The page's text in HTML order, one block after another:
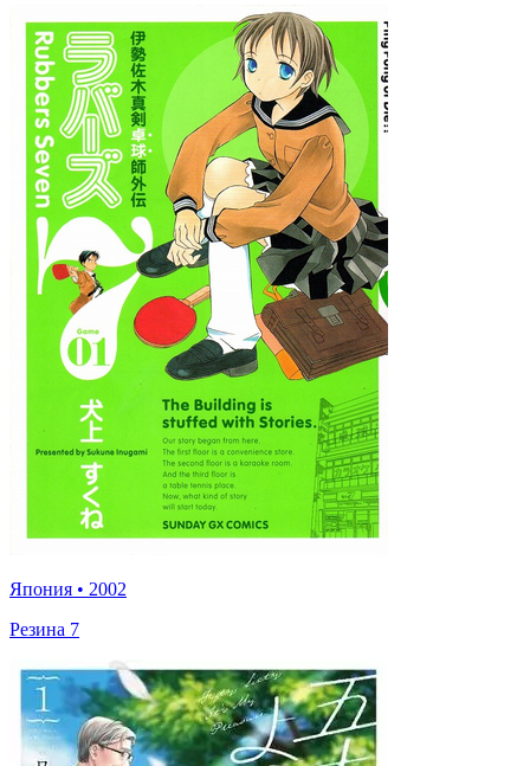
Япония • 2002
Резина 7